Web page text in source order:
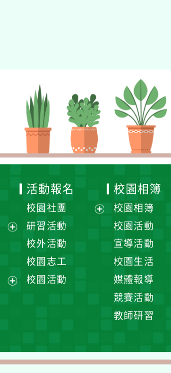
單
活動報名
校園社團
研習活動
校外活動
校園志工
校園活動
校園相簿
校園相簿
校園活動
宣導活動
校園生活
媒體報導
競賽活動
教師研習